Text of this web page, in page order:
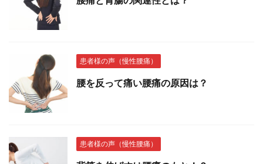
患者様の声（慢性腰痛）
腰を反って痛い腰痛の原因は？
患者様の声（慢性腰痛）